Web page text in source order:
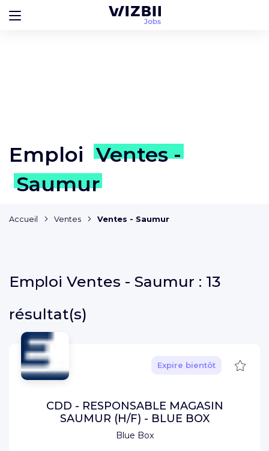
Emploi Ventes -
Saumur
Accueil Ventes Ventes - Saumur
Emploi Ventes - Saumur : 13
résultat(s)
Blue Box
Expire bientôt
CDD - RESPONSABLE MAGASIN
SAUMUR (H/F) - BLUE BOX